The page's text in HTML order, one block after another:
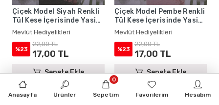
Çiçek Model Siyah Renkli
Tül Kese İçerisinde Yasin
Kitabı - Mevlüt
Hediyelikleri
Mevlüt Hediyelikleri
%23
22,00 TL
17,00 TL
Sepete Ekle
Çiçek Model Pembe Renkli
Tül Kese İçerisinde Yasin
Kitabı - Mevlüt
Hediyelikleri
Mevlüt Hediyelikleri
%23
22,00 TL
17,00 TL
Sepete Ekle
Anasayfa Ürünler Sepetim
0
Favorilerim Hesabım